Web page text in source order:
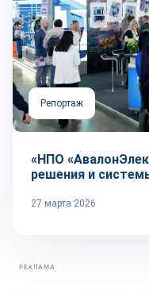
Репортаж
«НПО
решения и
27 марта 2026
РЕКЛАМА